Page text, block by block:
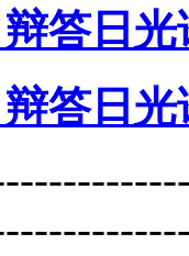
答日
答日